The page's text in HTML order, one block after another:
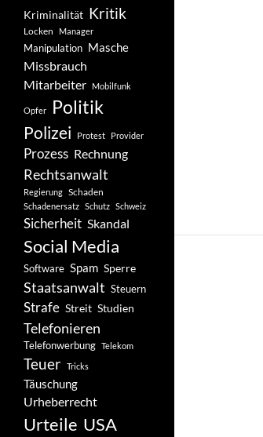
Kriminalität Kritik
Locken Manager
Manipulation Masche
Missbrauch
Mitarbeiter
Mobilfunk
Opfer Politik
Polizei Protest Provider
Prozess Rechnung
Rechtsanwalt
Regierung Schaden
Schadenersatz Schutz Schweiz
Sicherheit Skandal
Social Media
Software Spam Sperre
Staatsanwalt Steuern
Strafe Streit Studien
Telefonieren
Telefonwerbung Telekom
Teuer Tricks
Täuschung
Urheberrecht
Urteile USA